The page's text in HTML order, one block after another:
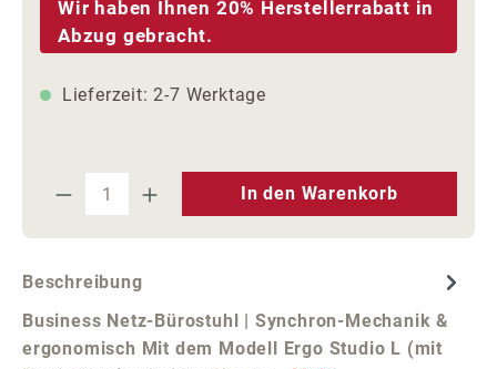
Wir haben Ihnen 20% Herstellerrabatt in
Abzug gebracht.
Lieferzeit: 2-7 Werktage
Produkt Anzahl: Gib den
In den Warenkorb
Beschreibung
Business Netz-Bürostuhl | Synchron-Mechanik &
ergonomisch Mit dem Modell Ergo Studio L (mit